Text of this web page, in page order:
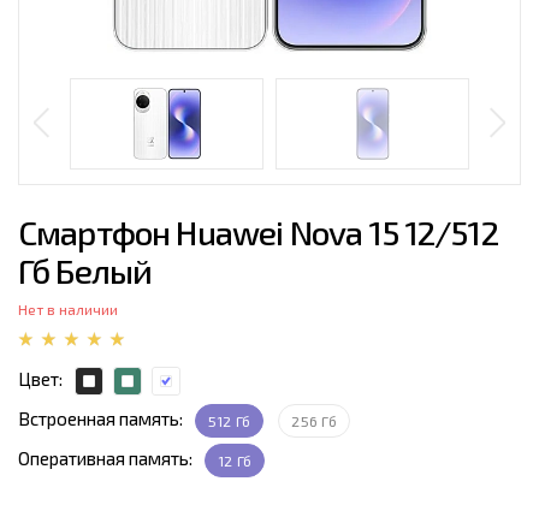
Смартфон Huawei Nova 15 12/512
Гб Белый
Нет в наличии
Цвет:
Встроенная память:
512 Гб 256 Гб
Оперативная память: 12 Гб